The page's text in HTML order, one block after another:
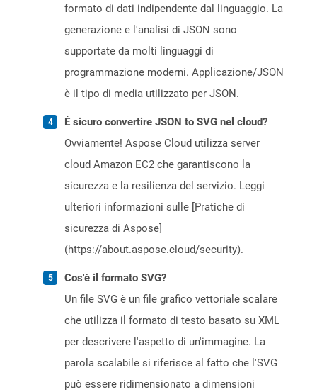
formato di dati indipendente dal linguaggio. La
generazione e l'analisi di JSON sono
supportate da molti linguaggi di
programmazione moderni. Applicazione/JSON
è il tipo di media utilizzato per JSON.
È sicuro convertire JSON to SVG nel cloud?
Ovviamente! Aspose Cloud utilizza server
cloud Amazon EC2 che garantiscono la
sicurezza e la resilienza del servizio. Leggi
ulteriori informazioni sulle [Pratiche di
sicurezza di Aspose]
(https://about.aspose.cloud/security).
Cos'è il formato SVG?
Un file SVG è un file grafico vettoriale scalare
che utilizza il formato di testo basato su XML
per descrivere l'aspetto di un'immagine. La
parola scalabile si riferisce al fatto che l'SVG
può essere ridimensionato a dimensioni